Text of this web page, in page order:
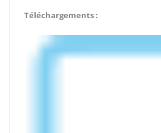
Téléchargements :